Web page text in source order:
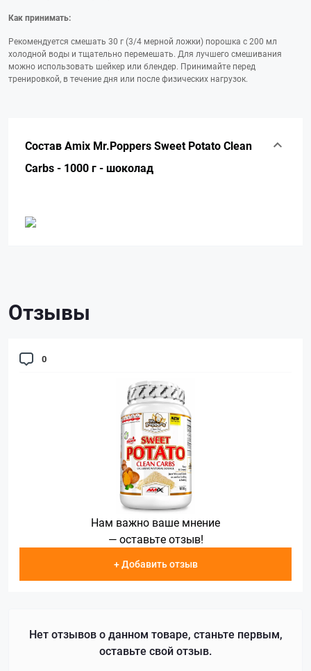
Как принимать:
Рекомендуется смешать 30 г (3/4 мерной ложки) порошка с 200 мл
холодной воды и тщательно перемешать. Для лучшего смешивания
можно использовать шейкер или блендер. Принимайте перед
тренировкой, в течение дня или после физических нагрузок.
Состав Amix Mr.Poppers Sweet Potato Clean
Carbs - 1000 г - шоколад
Отзывы
0
Нам важно ваше мнение
— оставьте отзыв!
+ Добавить отзыв
Нет отзывов о данном товаре, станьте первым,
оставьте свой отзыв.